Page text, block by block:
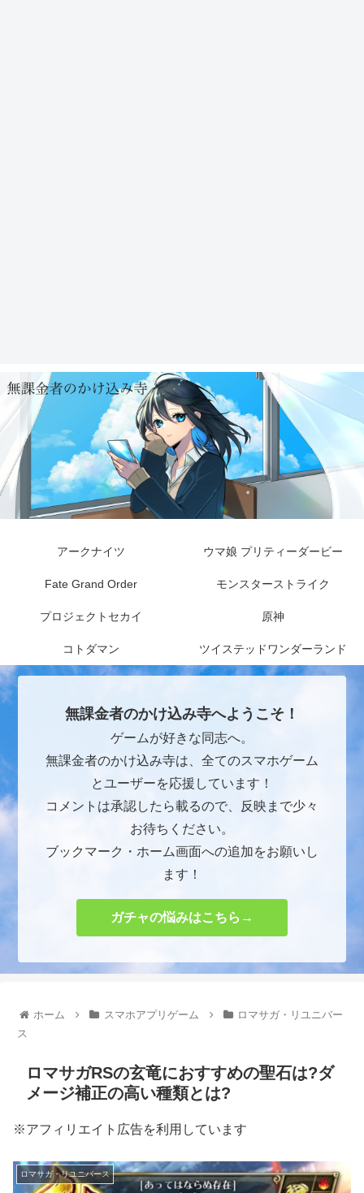
アークナイツ ウマ娘 プリティーダービー
Fate Grand Order モンスターストライク
プロジェクトセカイ 原神
コトダマン ツイステッドワンダーランド
無課金者のかけ込み寺へようこそ！
ゲームが好きな同志へ。
無課金者のかけ込み寺は、全てのスマホゲーム
とユーザーを応援しています！
コメントは承認したら載るので、反映まで少々
お待ちください。
ブックマーク・ホーム画面への追加をお願いし
ます！
ガチャの悩みはこちら→
ホーム スマホアプリゲーム
ロマサガ・リユニバー
ス
ロマサガRSの玄竜におすすめの聖石は?ダ
メージ補正の高い種類とは?
※アフィリエイト広告を利用しています
ロマサガ・リユニバース